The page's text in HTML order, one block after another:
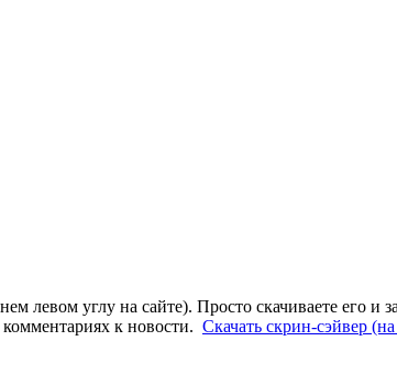
углу на сайте). Просто скачиваете его и
комментариях к новости. Скачать скрин-сэйвер